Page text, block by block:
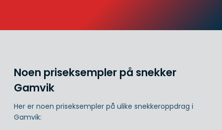
Noen priseksempler på snekker
Gamvik
Her er noen priseksempler på ulike snekkeroppdrag i
Gamvik: